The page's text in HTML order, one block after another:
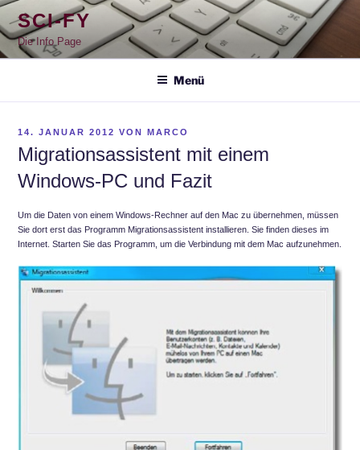
Zum
Inhalt
springen
SCI-FY
Die Info Page
Menü
VERÖFFENTLICHT
AM
14. JANUAR 2012 VON MARCO
Migrationsassistent mit einem
Windows-PC und Fazit
Um die Daten von einem Windows-Rechner auf den Mac zu übernehmen, müssen
Sie dort erst das Programm Migrationsassistent installieren. Sie finden dieses im
Internet. Starten Sie das Programm, um die Verbindung mit dem Mac aufzunehmen.